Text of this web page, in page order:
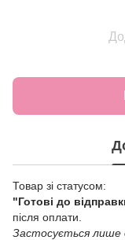
Товар зі статусом:
"Готові до
після оплати.
Застосується лише